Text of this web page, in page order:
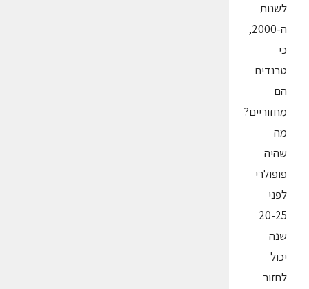
לשנות
ה-2000,
כי
טרנדים
הם
מחזוריים?
מה
שהיה
פופולרי
לפני
20-25
שנה
יכול
לחזור